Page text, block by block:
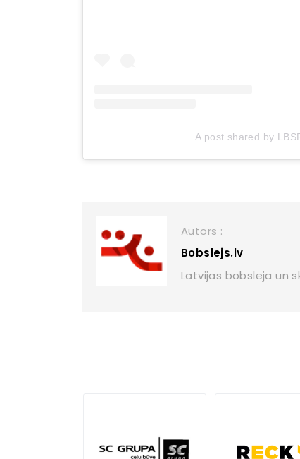
A post shared by
Autors :
Bobslejs.lv
Latvijas bobsleja un